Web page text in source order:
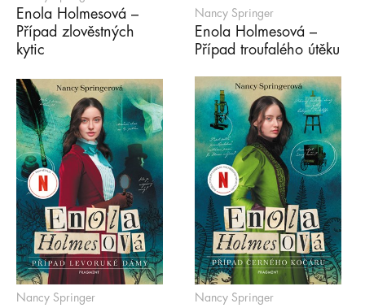
Enola Holmesová –
Případ zlověstných
kytic
Nancy Springer
Enola Holmesová –
Případ troufalého útěku
Nancy Springer Nancy Springer